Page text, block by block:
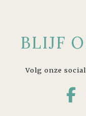
BLIJF
Volg onze